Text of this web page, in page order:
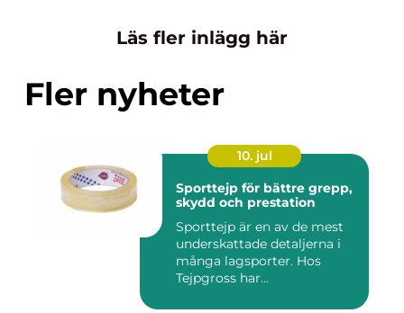
Läs fler inlägg här
Fler nyheter
10. jul
Sporttejp för bättre grepp,
skydd och prestation
Sporttejp är en av de mest
underskattade detaljerna i
många lagsporter. Hos
Tejpgross har...